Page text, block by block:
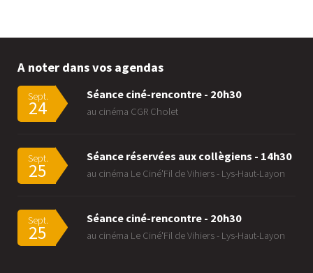
A noter dans vos agendas
Sept.
24
Séance ciné-rencontre - 20h30
au cinéma CGR Cholet
Sept.
25
Séance réservées aux collègiens - 14h30
au cinéma Le Ciné'Fil de Vihiers - Lys-Haut-Layon
Sept.
25
Séance ciné-rencontre - 20h30
au cinéma Le Ciné'Fil de Vihiers - Lys-Haut-Layon